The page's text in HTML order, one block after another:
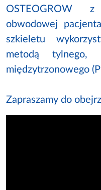
OSTEOGROW
obwodowej
szkieletu
metodą tylnego,
międzytrzonowego
Zapraszamy do